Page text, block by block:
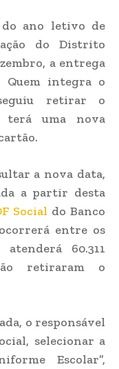
ano letivo de
do Distrito
a entrega
Quem integra o
retirar o
terá uma nova
a nova data,
a partir desta
Social do Banco
entre os
60.311
retiraram o
o responsável
selecionar a
Escolar”,